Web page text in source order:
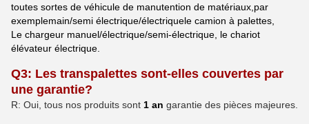
toutes sortes de véhicule de manutention de matériaux par
exemplemain/semi électrique/électriquele camion à palettes,
Le chargeur manuel/électrique/semi-électrique, le chariot
élévateur électrique.
Q3: Les transpalettes sont-elles couvertes par
une garantie?
R: Oui, tous nos produits sont 1 an garantie des pièces majeures.